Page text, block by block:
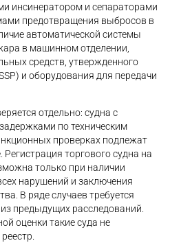
инсинератором и сепараторами
предотвращения выбросов в
автоматической системы
в машинном отделении,
средств, утвержденного
и оборудования для передачи
отдельно: судна с
по техническим
проверках подлежат
Регистрация торгового судна на
только при наличии
нарушений и заключения
В ряде случаев требуется
предыдущих расследований.
оценки такие суда не